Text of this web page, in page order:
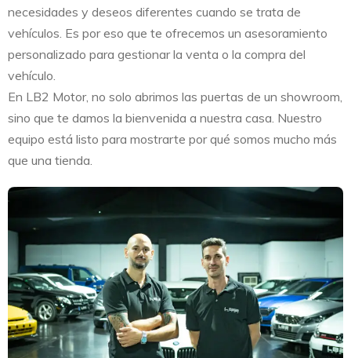
necesidades y deseos diferentes cuando se trata de
vehículos. Es por eso que te ofrecemos un asesoramiento
personalizado para gestionar la venta o la compra del
vehículo.
En LB2 Motor, no solo abrimos las puertas de un showroom,
sino que te damos la bienvenida a nuestra casa. Nuestro
equipo está listo para mostrarte por qué somos mucho más
que una tienda.